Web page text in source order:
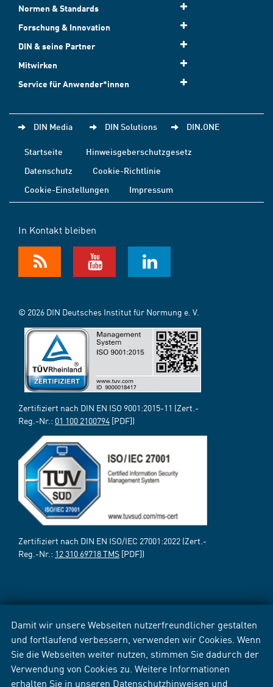
Damit wir unsere Webseiten nutzerfreundlicher gestalten
und fortlaufend verbessern, verwenden wir Cookies. Wenn
Sie die Webseiten weiter nutzen, stimmen Sie dadurch der
Verwendung von Cookies zu. Weitere Informationen
erhalten Sie in unseren Datenschutzhinweisen und
Normen & Standards
Forschung & Innovation
DIN & seine Partner
Mitwirken
Service für Anwender*innen
DIN Media DIN Solutions DIN.ONE
Startseite
Hinweisgeberschutzgesetz
Datenschutz
Cookie-Richtlinie
Cookie-Einstellungen
Impressum
In Kontakt bleiben
© 2026 DIN Deutsches Institut für Normung e. V.
Zertifiziert nach DIN EN ISO 9001:2015-11 (Zert.-
Reg.-Nr.: 01 100 2100794 [PDF])
Zertifiziert nach DIN EN ISO/IEC 27001:2022 (Zert.-
Reg.-Nr.: 12 310 69718 TMS [PDF])